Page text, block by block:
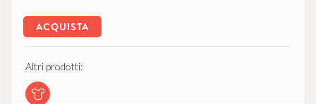
ACQUISTA
Altri prodotti: